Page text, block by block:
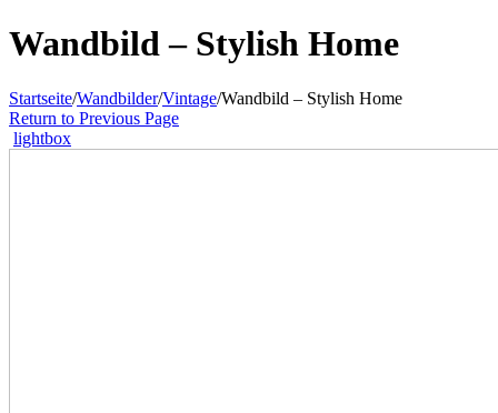
Wandbild – Stylish Home
Startseite/Wandbilder/Vintage/Wandbild – Stylish Home
Return to Previous Page
lightbox